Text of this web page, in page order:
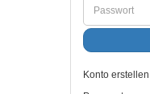
Konto erstellen